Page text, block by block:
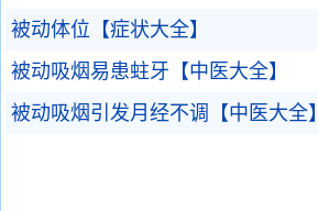
被动体位【症状大全】
被动吸烟易患蛀牙【中医大全】
被动吸烟引发月经不调【中医大全】